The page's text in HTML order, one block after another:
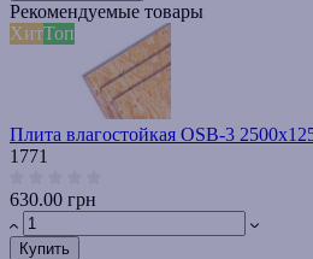
Рекомендуемые товары
ХитТоп
Плита влагостойкая OSB-3
1771
630.00 грн
Купить